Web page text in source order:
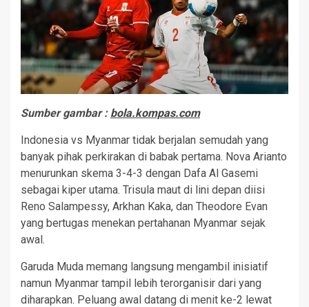
Sumber gambar : bola.kompas.com
Indonesia vs Myanmar tidak berjalan semudah yang
banyak pihak perkirakan di babak pertama. Nova Arianto
menurunkan skema 3-4-3 dengan Dafa Al Gasemi
sebagai kiper utama. Trisula maut di lini depan diisi
Reno Salampessy, Arkhan Kaka, dan Theodore Evan
yang bertugas menekan pertahanan Myanmar sejak
awal.
Garuda Muda memang langsung mengambil inisiatif
namun Myanmar tampil lebih terorganisir dari yang
diharapkan. Peluang awal datang di menit ke-2 lewat